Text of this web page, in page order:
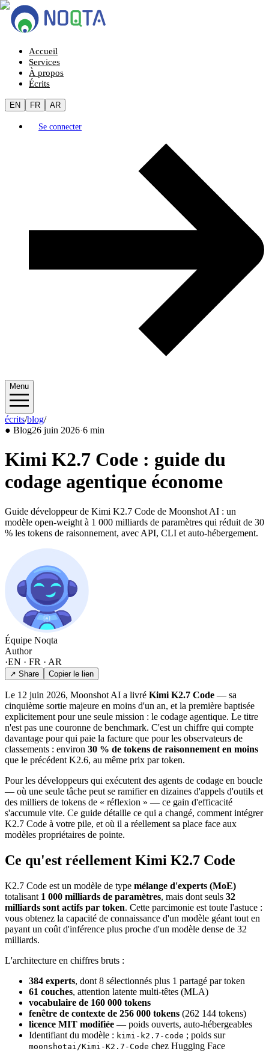
Accueil
Services
À propos
Écrits
EN FR AR
Se connecter
Menu
écrits/blog/2026/06
● Blog26 juin 2026·6 min
Kimi K2.7 Code : guide du
codage agentique économe
Guide développeur de Kimi K2.7 Code de Moonshot AI : un
modèle open-weight à 1 000 milliards de paramètres qui réduit de 30
% les tokens de raisonnement, avec API, CLI et auto-hébergement.
Équipe Noqta
Author
·EN · FR · AR
↗ Share Copier le lien
Le 12 juin 2026, Moonshot AI a livré Kimi K2.7 Code — sa
cinquième sortie majeure en moins d'un an, et la première baptisée
explicitement pour une seule mission : le codage agentique. Le titre
n'est pas une couronne de benchmark. C'est un chiffre qui compte
davantage pour qui paie la facture que pour les observateurs de
classements : environ 30 % de tokens de raisonnement en moins
que le précédent K2.6, au même prix par token.
Pour les développeurs qui exécutent des agents de codage en boucle
— où une seule tâche peut se ramifier en dizaines d'appels d'outils et
des milliers de tokens de « réflexion » — ce gain d'efficacité
s'accumule vite. Ce guide détaille ce qui a changé, comment intégrer
K2.7 Code à votre pile, et où il a réellement sa place face aux
modèles propriétaires de pointe.
Ce qu'est réellement Kimi K2.7 Code
K2.7 Code est un modèle de type mélange d'experts (MoE)
totalisant 1 000 milliards de paramètres, mais dont seuls 32
milliards sont actifs par token. Cette parcimonie est toute l'astuce :
vous obtenez la capacité de connaissance d'un modèle géant tout en
payant un coût d'inférence plus proche d'un modèle dense de 32
milliards.
L'architecture en chiffres bruts :
384 experts, dont 8 sélectionnés plus 1 partagé par token
61 couches, attention latente multi-têtes (MLA)
vocabulaire de 160 000 tokens
fenêtre de contexte de 256 000 tokens (262 144 tokens)
licence MIT modifiée — poids ouverts, auto-hébergeables
Identifiant du modèle : kimi-k2.7-code ; poids sur
moonshotai/Kimi-K2.7-Code chez Hugging Face